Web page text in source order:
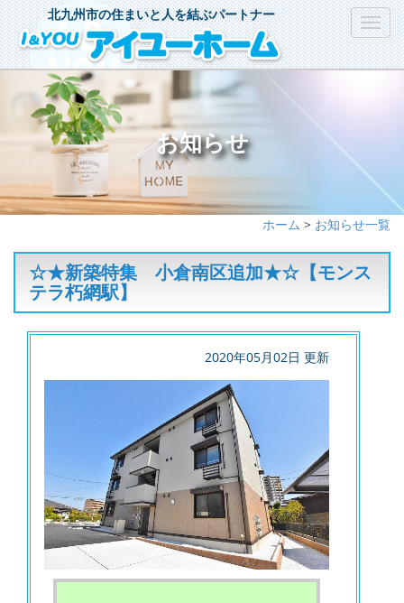
北九州市の住まいと人を結ぶパートナー
お知らせ
ホーム > お知らせ一覧
☆★新築特集 小倉南区追加★☆【モンス
テラ朽網駅】
2020年05月02日 更新